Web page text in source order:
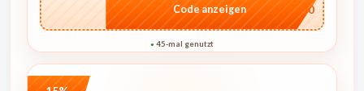
…O10
Code anzeigen
● 45-mal genutzt